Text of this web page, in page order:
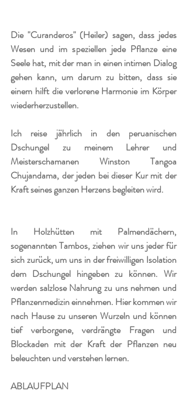
Die "Curanderos" (Heiler) sagen, dass jedes
Wesen und im speziellen jede Pflanze eine
Seele hat, mit der man in einen intimen Dialog
gehen kann, um darum zu bitten, dass sie
einem hilft die verlorene Harmonie im Körper
wiederherzustellen.
Ich reise jährlich in den peruanischen
Dschungel zu meinem Lehrer und
Meisterschamanen Winston Tangoa
Chujandama, der jeden bei dieser Kur mit der
Kraft seines ganzen Herzens begleiten wird.
In Holzhütten mit Palmendächern,
sogenannten Tambos, ziehen wir uns jeder für
sich zurück, um uns in der freiwilligen Isolation
dem Dschungel hingeben zu können. Wir
werden salzlose Nahrung zu uns nehmen und
Pflanzenmedizin einnehmen. Hier kommen wir
nach Hause zu unseren Wurzeln und können
tief verborgene, verdrängte Fragen und
Blockaden mit der Kraft der Pflanzen neu
beleuchten und verstehen lernen.
ABLAUFPLAN